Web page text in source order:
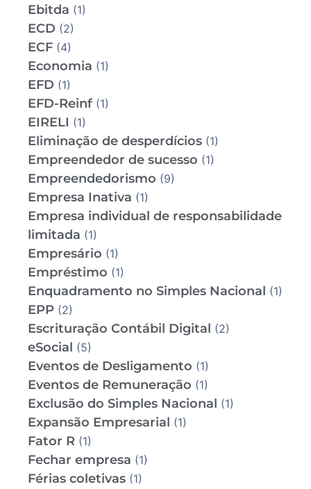
Ebitda (1)
ECD (2)
ECF (4)
Economia (1)
EFD (1)
EFD-Reinf (1)
EIRELI (1)
Eliminação de desperdícios (1)
Empreendedor de sucesso (1)
Empreendedorismo (9)
Empresa Inativa (1)
Empresa individual de responsabilidade
limitada (1)
Empresário (1)
Empréstimo (1)
Enquadramento no Simples Nacional (1)
EPP (2)
Escrituração Contábil Digital (2)
eSocial (5)
Eventos de Desligamento (1)
Eventos de Remuneração (1)
Exclusão do Simples Nacional (1)
Expansão Empresarial (1)
Fator R (1)
Fechar empresa (1)
Férias coletivas (1)